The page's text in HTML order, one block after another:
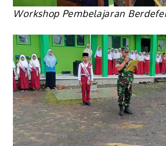
Workshop Pembelajaran